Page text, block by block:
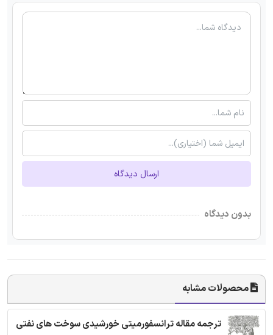
ارسال دیدگاه
بدون دیدگاه
محصولات مشابه
ترجمه مقاله ترانسفورمیتی خورشیدی سوخت های نفتی